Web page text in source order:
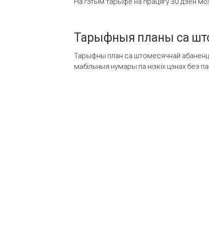
Тарыфныя планы са
Тарыфны план са штомесячнай
мабільныя нумары па нізкіх цэнах без